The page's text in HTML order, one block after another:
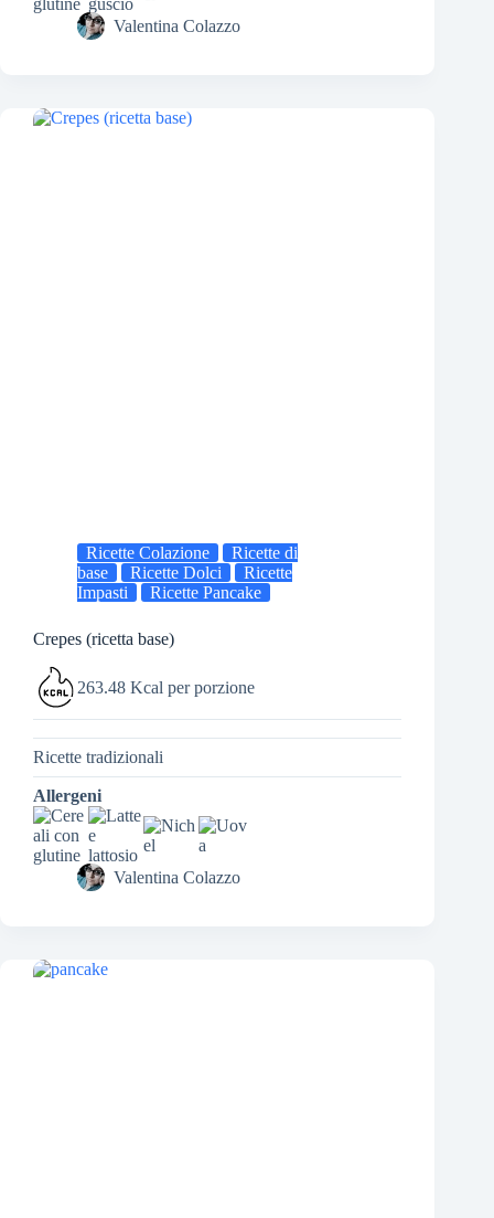
Valentina Colazzo
Ricette Colazione
Ricette di
base
Ricette Dolci
Ricette
Impasti
Ricette Pancake
Crepes (ricetta base)
263.48 Kcal per porzione
Ricette tradizionali
Allergeni
Valentina Colazzo